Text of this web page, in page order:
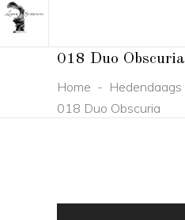
018 Duo Obscuria
Home - Hedendaags
018 Duo Obscuria